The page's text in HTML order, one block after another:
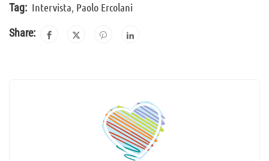
Tag: Intervista, Paolo Ercolani
Share: